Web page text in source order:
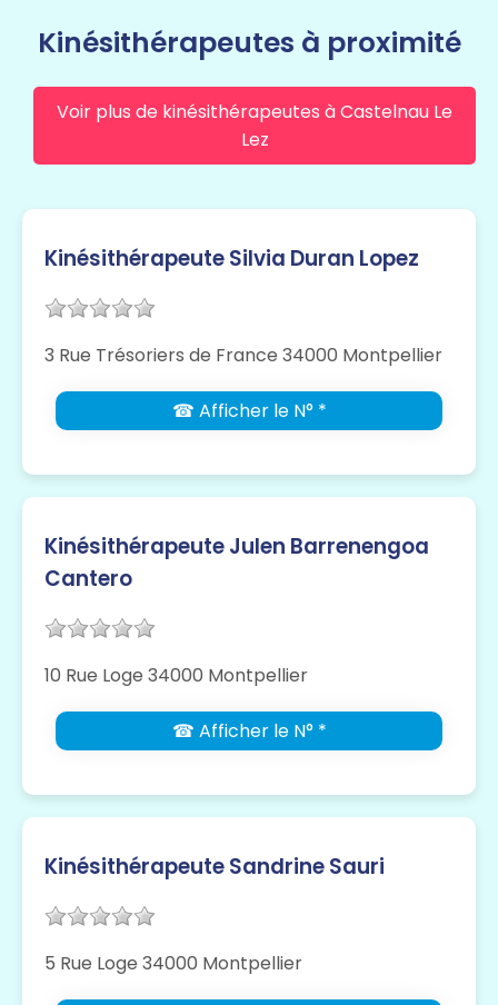
Kinésithérapeutes à proximité
Voir plus de kinésithérapeutes à Castelnau Le
Lez
Kinésithérapeute Silvia Duran Lopez
3 Rue Trésoriers de France 34000 Montpellier
☎ Afficher le N° *
Kinésithérapeute Julen Barrenengoa
Cantero
10 Rue Loge 34000 Montpellier
☎ Afficher le N° *
Kinésithérapeute Sandrine Sauri
5 Rue Loge 34000 Montpellier